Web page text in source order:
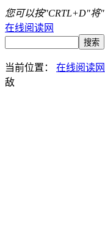
您可以按"CRTL+D"将
在线阅读网
当前位置： 在线阅读网
敌